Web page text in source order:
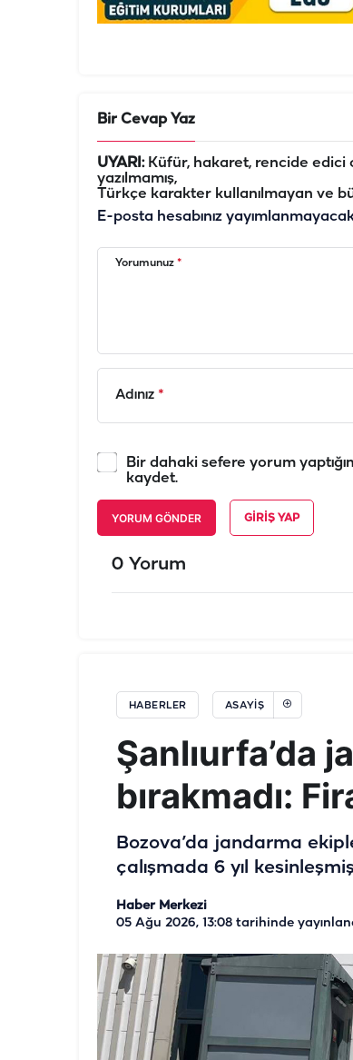
Bir Cevap Yaz
UYARI:Küfür, hakaret, rencide edici
yazılmamış,
Türkçe karakter kullanılmayan ve
E-posta hesabınız
Yorumunuz *
Adınız *
Bir dahaki sefere yorum
kaydet.
YORUM GÖNDER GIRIŞ YAP
0 Yorum
HABERLER ASAYIŞ
Şanlıurfa’da
bırakmadı:
Bozova’da jandarma
çalışmada 6 yıl
Haber Merkezi
05 Ağu 2026, 13:08 tarihinde